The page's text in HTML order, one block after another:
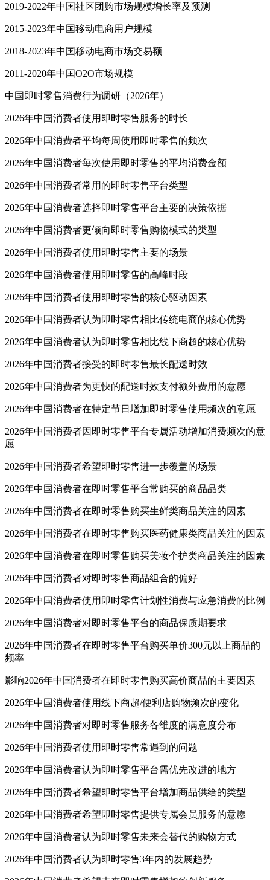
2019-2022年中国社区团购市场规模增长率及预测
2015-2023年中国移动电商用户规模
2018-2023年中国移动电商市场交易额
2011-2020年中国O2O市场规模
中国即时零售消费行为调研（2026年）
2026年中国消费者使用即时零售服务的时长
2026年中国消费者平均每周使用即时零售的频次
2026年中国消费者每次使用即时零售的平均消费金额
2026年中国消费者常用的即时零售平台类型
2026年中国消费者选择即时零售平台主要的决策依据
2026年中国消费者更倾向即时零售购物模式的类型
2026年中国消费者使用即时零售主要的场景
2026年中国消费者使用即时零售的高峰时段
2026年中国消费者使用即时零售的核心驱动因素
2026年中国消费者认为即时零售相比传统电商的核心优势
2026年中国消费者认为即时零售相比线下商超的核心优势
2026年中国消费者接受的即时零售最长配送时效
2026年中国消费者为更快的配送时效支付额外费用的意愿
2026年中国消费者在特定节日增加即时零售使用频次的意愿
2026年中国消费者因即时零售平台专属活动增加消费频次的意
愿
2026年中国消费者希望即时零售进一步覆盖的场景
2026年中国消费者在即时零售平台常购买的商品品类
2026年中国消费者在即时零售购买生鲜类商品关注的因素
2026年中国消费者在即时零售购买医药健康类商品关注的因素
2026年中国消费者在即时零售购买美妆个护类商品关注的因素
2026年中国消费者对即时零售商品组合的偏好
2026年中国消费者使用即时零售计划性消费与应急消费的比例
2026年中国消费者对即时零售平台的商品保质期要求
2026年中国消费者在即时零售平台购买单价300元以上商品的
频率
影响2026年中国消费者在即时零售购买高价商品的主要因素
2026年中国消费者使用线下商超/便利店购物频次的变化
2026年中国消费者对即时零售服务各维度的满意度分布
2026年中国消费者使用即时零售常遇到的问题
2026年中国消费者认为即时零售平台需优先改进的地方
2026年中国消费者希望即时零售平台增加商品供给的类型
2026年中国消费者希望即时零售提供专属会员服务的意愿
2026年中国消费者认为即时零售未来会替代的购物方式
2026年中国消费者认为即时零售3年内的发展趋势